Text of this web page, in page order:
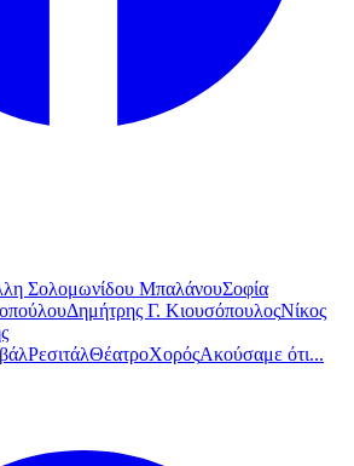
Σολομωνίδου ΜπαλάνουΣοφία
Δημήτρης Γ. ΚιουσόπουλοςΝίκος
ΡεσιτάλΘέατροΧορόςΑκούσαμε ότι...